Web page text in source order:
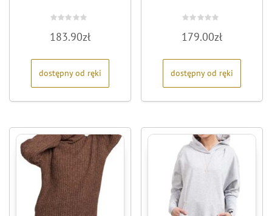
0
na
183.90zł
dostępny od ręki
0
na
179.00zł
dostępny od ręki